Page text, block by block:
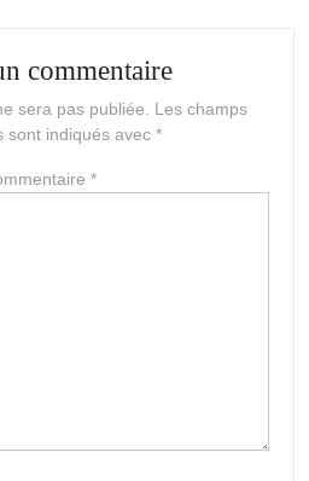
commentaire
sera pas publiée.
Les champs
sont indiqués avec *
*